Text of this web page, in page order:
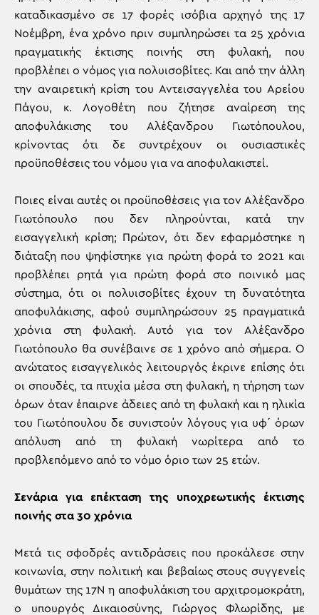
καταδικασμένο σε 17 φορές ισόβια αρχηγό της 17
Νοέμβρη, ένα χρόνο πριν συμπληρώσει τα 25 χρόνια
πραγματικής έκτισης ποινής στη φυλακή, που
προβλέπει ο νόμος για πολυισοβίτες. Και από την άλλη
την αναιρετική κρίση του Αντεισαγγελέα του Αρείου
Πάγου, κ. Λογοθέτη που ζήτησε αναίρεση της
αποφυλάκισης του Αλέξανδρου Γιωτόπουλου,
κρίνοντας ότι δε συντρέχουν οι ουσιαστικές
προϋποθέσεις του νόμου για να αποφυλακιστεί.
Ποιες είναι αυτές οι προϋποθέσεις για τον Αλέξανδρο
Γιωτόπουλο που δεν πληρούνται, κατά την
εισαγγελική κρίση; Πρώτον, ότι δεν εφαρμόστηκε η
διάταξη που ψηφίστηκε για πρώτη φορά το 2021 και
προβλέπει ρητά για πρώτη φορά στο ποινικό μας
σύστημα, ότι οι πολυισοβίτες έχουν τη δυνατότητα
αποφυλάκισης, αφού συμπληρώσουν 25 πραγματικά
χρόνια στη φυλακή. Αυτό για τον Αλέξανδρο
Γιωτόπουλο θα συνέβαινε σε 1 χρόνο από σήμερα. Ο
ανώτατος εισαγγελικός λειτουργός έκρινε επίσης ότι
οι σπουδές, τα πτυχία μέσα στη φυλακή, η τήρηση των
όρων όταν έπαιρνε άδειες από τη φυλακή και η ηλικία
του Γιωτόπουλου δε συνιστούν λόγους για υφ΄ όρων
απόλυση από τη φυλακή νωρίτερα από το
προβλεπόμενο από το νόμο όριο των 25 ετών.
Σενάρια για επέκταση της υποχρεωτικής έκτισης
ποινής στα 30 χρόνια
Μετά τις σφοδρές αντιδράσεις που προκάλεσε στην
κοινωνία, στην πολιτική και βεβαίως στους συγγενείς
θυμάτων της 17Ν η αποφυλάκιση του αρχιτρομοκράτη,
ο υπουργός Δικαιοσύνης, Γιώργος Φλωρίδης, με